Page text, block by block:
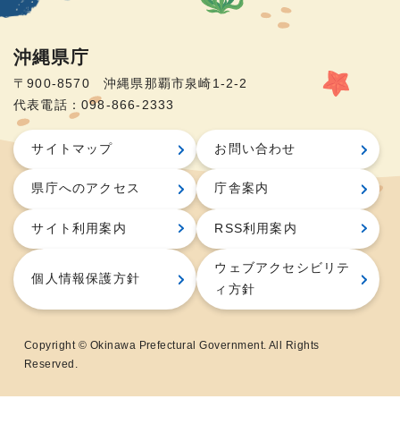
沖縄県庁
〒900-8570 沖縄県那覇市泉崎1-2-2
代表電話：098-866-2333
サイトマップ お問い合わせ
県庁へのアクセス 庁舎案内
サイト利用案内 RSS利用案内
個人情報保護方針
ウェブアクセシビリテ
ィ方針
Copyright © Okinawa Prefectural Government. All Rights
Reserved.